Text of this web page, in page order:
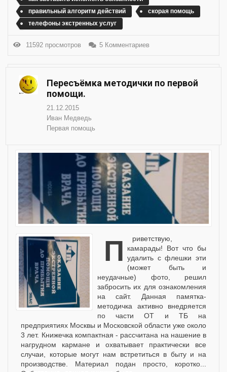
правильный алгоритм действий
скорая помощь
телефоны экстренных услуг
11592 просмотров 5 Комментариев
Пересъёмка методички по первой
помощи.
21.12.2015
Иван Медведь
Первая помощь
Приветствую,
камарады! Вот что бы
удалить с флешки эти
(может быть и
неудачные) фото, решил
забросить их для ознакомления
на сайт. Данная памятка-
методичка активно внедряется
по части ОТ и ТБ на
предприятиях Москвы и Московской области уже около
3 лет. Книжечка компактная - рассчитана на нашение в
нагрудном кармане и охватывает практически все
случаи, которые могут нам встретиться в быту и на
производстве. Материал подан просто, коротко...